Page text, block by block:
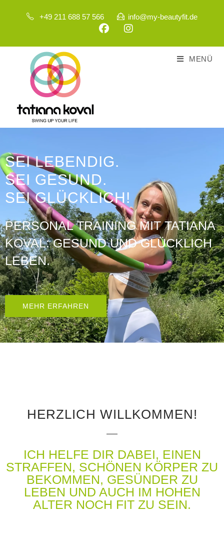
+49 211 688 57 566 info@my-beautyfit.de
MENÜ
SEI LEBENDIG.
SEI GESUND.
SEI GLÜCKLICH!
PERSONAL TRAINING MIT TATIANA
KOVAL: GESUND UND GLÜCKLICH
LEBEN.
MEHR ERFAHREN
HERZLICH WILLKOMMEN!
ICH HELFE DIR DABEI, EINEN
STRAFFEN, SCHÖNEN KÖRPER ZU
BEKOMMEN, GESÜNDER ZU
LEBEN UND AUCH IM HOHEN
ALTER NOCH FIT ZU SEIN.